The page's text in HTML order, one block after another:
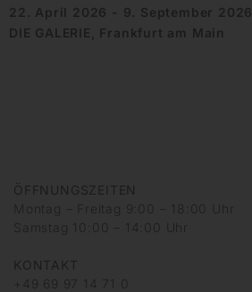
22. April 2026 - 9. September 2026
DIE GALERIE, Frankfurt am Main
ÖFFNUNGSZEITEN
Montag – Freitag 9:00 – 18:00 Uhr
Samstag 10:00 – 14:00 Uhr
KONTAKT
+49 69 97 14 71 0